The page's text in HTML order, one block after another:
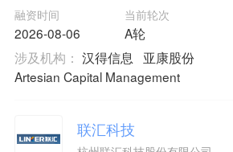
融资时间
2026-08-06
当前轮次
A轮
涉及机构： 汉得信息
亚康股份
Artesian Capital Management
联汇科技